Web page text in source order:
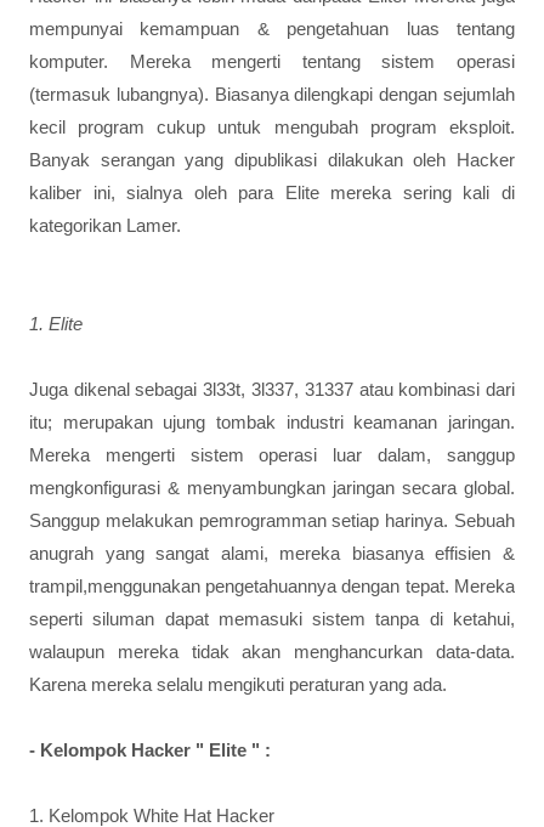
mempunyai kemampuan & pengetahuan luas tentang
komputer. Mereka mengerti tentang sistem operasi
(termasuk lubangnya). Biasanya dilengkapi dengan sejumlah
kecil program cukup untuk mengubah program eksploit.
Banyak serangan yang dipublikasi dilakukan oleh Hacker
kaliber ini, sialnya oleh para Elite mereka sering kali di
kategorikan Lamer.
1. Elite
Juga dikenal sebagai 3l33t, 3l337, 31337 atau kombinasi dari
itu; merupakan ujung tombak industri keamanan jaringan.
Mereka mengerti sistem operasi luar dalam, sanggup
mengkonfigurasi & menyambungkan jaringan secara global.
Sanggup melakukan pemrogramman setiap harinya. Sebuah
anugrah yang sangat alami, mereka biasanya effisien &
trampil,menggunakan pengetahuannya dengan tepat. Mereka
seperti siluman dapat memasuki sistem tanpa di ketahui,
walaupun mereka tidak akan menghancurkan data-data.
Karena mereka selalu mengikuti peraturan yang ada.
- Kelompok Hacker " Elite " :
1. Kelompok White Hat Hacker